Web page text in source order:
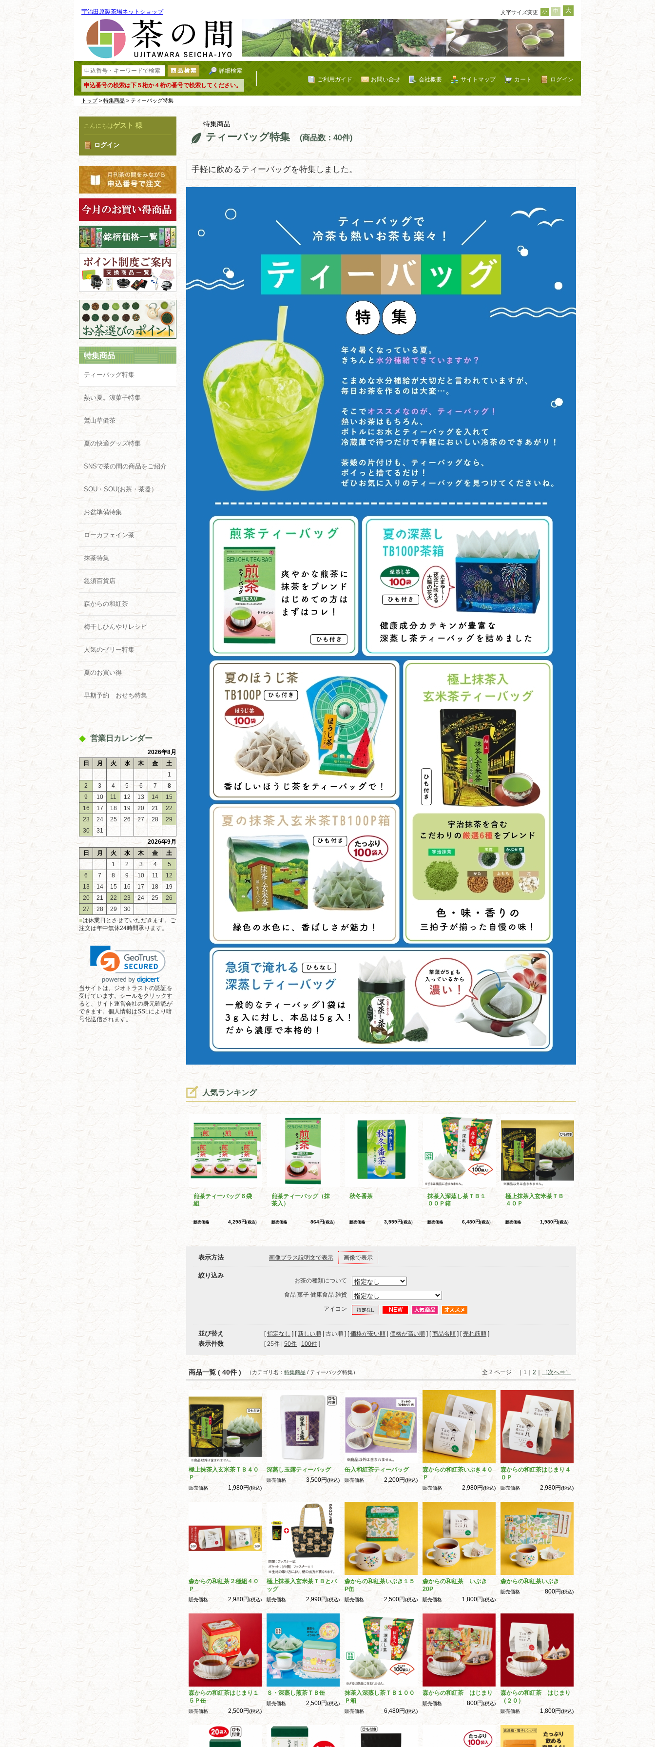
宇治田原製茶場ネットショップ 文字サイズ変更 小 中 大
詳細検索
申込番号の検索は下５桁か４桁の番号で検索してください。
ログイン
カート
サイトマップ
会社概要
お問い合せ
ご利用ガイド
トップ> 特集商品 > ティーバッグ特集
こんにちはゲスト 様
ログイン
特集商品
ティーバッグ特集
熱い夏。涼菓子特集
鷲山草健茶
夏の快適グッズ特集
SNSで茶の間の商品をご紹介
SOU・SOU(お茶・茶器）
お盆準備特集
ローカフェイン茶
抹茶特集
急須百貨店
森からの和紅茶
梅干しひんやりレシピ
人気のゼリー特集
夏のお買い得
早期予約 おせち特集
営業日カレンダー
2026年8月
日
月 火 水 木 金
土
1
2
3 4 5 6 7
8
9
10 11 12 13 14
15
16
17 18 19 20 21
22
23
24 25 26 27 28
29
30
31
2026年9月
日
月 火 水 木 金
土
1
2 3 4
5
6
7 8 9 10 11
12
13
14 15 16 17 18
19
20
21 22 23 24 25
26
27
28 29
30
■は休業日とさせていただきます。ご
注文は年中無休24時間承ります。
当サイトは、ジオトラストの認証を
受けています。シールをクリックす
ると、サイト運営会社の身元確認が
できます。個人情報はSSLにより暗
号化送信されます。
特集商品
ティーバッグ特集 (商品数：40件)
手軽に飲めるティーバッグを特集しました。
人気ランキング
煎茶ティーバッグ６袋
組
販売価格 4,298円(税込)
煎茶ティーバッグ（抹
茶入）
販売価格 864円(税込)
秋冬番茶
販売価格 3,559円(税込)
抹茶入深蒸し茶ＴＢ１
００Ｐ箱
販売価格 6,480円(税込)
極上抹茶入玄米茶ＴＢ
４０Ｐ
販売価格 1,980円(税込)
表示方法 画像プラス説明文で表示 画像で表示
絞り込み
お茶の種類について
食品 菓子 健康食品 雑貨
アイコン
並び替え [指定なし ] [ 新しい順 | 古い順 ] [価格が安い順 価格が高い順 ] [商品名順 ] [売れ筋順 ]
表示件数 [ 25件 50件 100件 ]
商品一覧 ( 40件 ) 全 2 ページ ｜1｜ 2 ［次へ⇒］
（カテゴリ名： 特集商品 / ティーバッグ特集）
極上抹茶入玄米茶ＴＢ４０
Ｐ
販売価格 1,980円(税込)
深蒸し玉露ティーバッグ
販売価格 3,500円(税込)
缶入和紅茶ティーバッグ
販売価格 2,200円(税込)
森からの和紅茶いぶき４０
Ｐ
販売価格 2,980円(税込)
森からの和紅茶はじまり４
０Ｐ
販売価格 2,980円(税込)
森からの和紅茶２種組４０
Ｐ
販売価格 2,980円(税込)
極上抹茶入玄米茶ＴＢとバ
ッグ
販売価格 2,990円(税込)
森からの和紅茶いぶき１５
P缶
販売価格 2,500円(税込)
森からの和紅茶 いぶき
20P
販売価格 1,800円(税込)
森からの和紅茶いぶき
販売価格 800円(税込)
森からの和紅茶はじまり１
５Ｐ缶
販売価格 2,500円(税込)
Ｓ・深蒸し煎茶ＴＢ缶
販売価格 2,500円(税込)
抹茶入深蒸し茶ＴＢ１００
Ｐ箱
販売価格 6,480円(税込)
森からの和紅茶 はじまり
販売価格 800円(税込)
森からの和紅茶 はじまり
（２０）
販売価格 1,800円(税込)